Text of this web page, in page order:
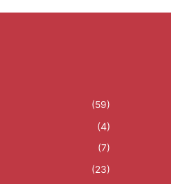
(59)
(4)
(7)
(23)